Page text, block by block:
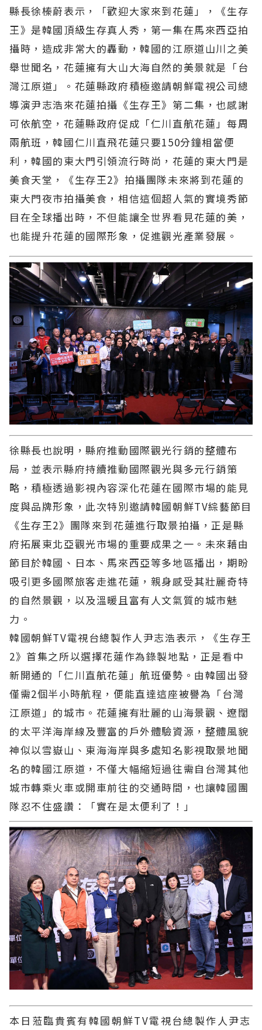
縣長徐榛蔚表示，「歡迎大家來到花蓮」，《生存
王》是韓國頂級生存真人秀，第一集在馬來西亞拍
攝時，造成非常大的轟動，韓國的江原道山川之美
舉世聞名，花蓮擁有大山大海自然的美景就是「台
灣江原道」。花蓮縣政府積極邀請朝鮮電視公司總
導演尹志浩來花蓮拍攝《生存王》第二集，也感謝
可依航空，花蓮縣政府促成「仁川直航花蓮」每周
兩航班，韓國仁川直飛花蓮只要150分鐘相當便
利，韓國的東大門引領流行時尚，花蓮的東大門是
美食天堂，《生存王2》拍攝團隊未來將到花蓮的
東大門夜市拍攝美食，相信這個超人氣的實境秀節
目在全球播出時，不但能讓全世界看見花蓮的美，
也能提升花蓮的國際形象，促進觀光產業發展。
徐縣長也說明，縣府推動國際觀光行銷的整體布
局，並表示縣府持續推動國際觀光與多元行銷策
略，積極透過影視內容深化花蓮在國際市場的能見
度與品牌形象，此次特別邀請韓國朝鮮TV綜藝節目
《生存王2》團隊來到花蓮進行取景拍攝，正是縣
府拓展東北亞觀光市場的重要成果之一。未來藉由
節目於韓國、日本、馬來西亞等多地區播出，期盼
吸引更多國際旅客走進花蓮，親身感受其壯麗奇特
的自然景觀，以及溫暖且富有人文氣質的城市魅
力。
韓國朝鮮TV電視台總製作人尹志浩表示，《生存王
2》首集之所以選擇花蓮作為錄製地點，正是看中
新開通的「仁川直航花蓮」航班優勢。由韓國出發
僅需2個半小時航程，便能直達這座被譽為「台灣
江原道」的城市。花蓮擁有壯麗的山海景觀、遼闊
的太平洋海岸線及豐富的戶外體驗資源，整體風貌
神似以雪嶽山、東海海岸與多處知名影視取景地聞
名的韓國江原道，不僅大幅縮短過往需自台灣其他
城市轉乘火車或開車前往的交通時間，也讓韓國團
隊忍不住盛讚：「實在是太便利了！」
本日蒞臨貴賓有韓國朝鮮TV電視台總製作人尹志